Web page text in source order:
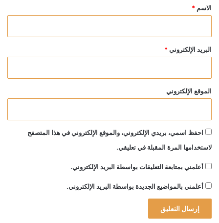
*
الاسم *
البريد الإلكتروني *
الموقع الإلكتروني
احفظ اسمي، بريدي الإلكتروني، والموقع الإلكتروني في هذا المتصفح
لاستخدامها المرة المقبلة في تعليقي.
أعلمني بمتابعة التعليقات بواسطة البريد الإلكتروني.
أعلمني بالمواضيع الجديدة بواسطة البريد الإلكتروني.